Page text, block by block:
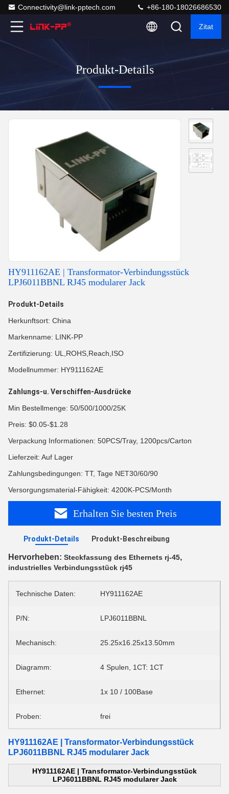
Connectivity@link-pptech.com +86-180-18026686530
Zitat
Produkt-Details
HY911162AE | Transformator-Verbindungsstück
LPJ6011BBNL RJ45 modularer Jack
Produkt-Details
Herkunftsort: China
Markenname: LINK-PP
Zertifizierung: UL,ROHS,Reach,ISO
Modellnummer: HY911162AE
Zahlungs-u. Verschiffen-Ausdrücke
Min Bestellmenge: 50/500/1000/25K
Preis: $0.05-$1.28
Verpackung Informationen: 50PCS/Tray, 1200pcs/Carton
Lieferzeit: Auf Lager
Zahlungsbedingungen: TT, Tage NET30/60/90
Versorgungsmaterial-Fähigkeit: 4200K-PCS/Month
Erhalten Sie besten Preis
Produkt-Details Produkt-Beschreibung
Hervorheben: Steckfassung des Ethernets rj-45,
industrielles Verbindungsstück rj45
Technische Daten: HY911162AE
P/N: LPJ6011BBNL
Mechanisch: 25.25x16.25x13.50mm
Diagramm: 4 Spulen, 1CT: 1CT
Ethernet: 1x 10 / 100Base
Proben: frei
HY911162AE | Transformator-Verbindungsstück
LPJ6011BBNL RJ45 modularer Jack
HY911162AE | Transformator-Verbindungsstück
LPJ6011BBNL RJ45 modularer Jack